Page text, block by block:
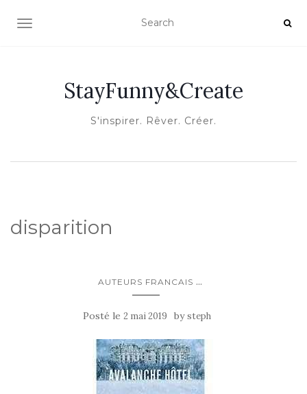
OUVRIR/FERMER LA NAVIGATION
StayFunny&Create
S'inspirer. Rêver. Créer.
disparition
AUTEURS FRANCAIS ...
Posté le 2 mai 2019 bysteph